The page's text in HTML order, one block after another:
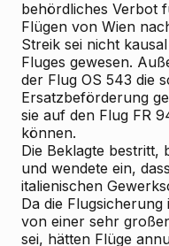
behördliches Verbot
Flügen von Wien
Streik sei nicht
Fluges gewesen.
der Flug OS 543 die
Ersatzbeförderung
sie auf den Flug FR
können.
Die Beklagte bestritt,
und wendete ein,
italienischen
Da die
von einer sehr
sei, hätten Flüge